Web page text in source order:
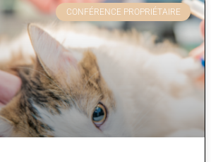
CONFÉRENCE PROPRIÉTAIRE